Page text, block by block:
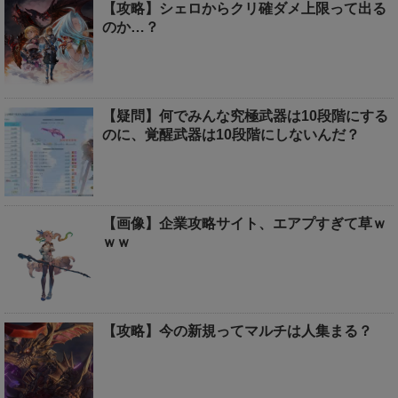
【攻略】シェロからクリ確ダメ上限って出る
のか…？
【疑問】何でみんな究極武器は10段階にする
のに、覚醒武器は10段階にしないんだ？
【画像】企業攻略サイト、エアプすぎて草ｗ
ｗｗ
【攻略】今の新規ってマルチは人集まる？